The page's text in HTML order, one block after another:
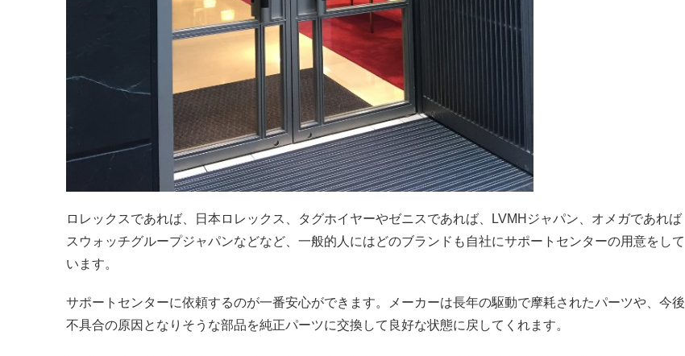
ロレックスであれば、日本ロレックス、タグホイヤーやゼニスであれば、LVMHジャパン、オメガであれば
スウォッチグループジャパンなどなど、一般的人にはどのブランドも自社にサポートセンターの用意をして
います。
サポートセンターに依頼するのが一番安心ができます。メーカーは長年の駆動で摩耗されたパーツや、今後
不具合の原因となりそうな部品を純正パーツに交換して良好な状態に戻してくれます。